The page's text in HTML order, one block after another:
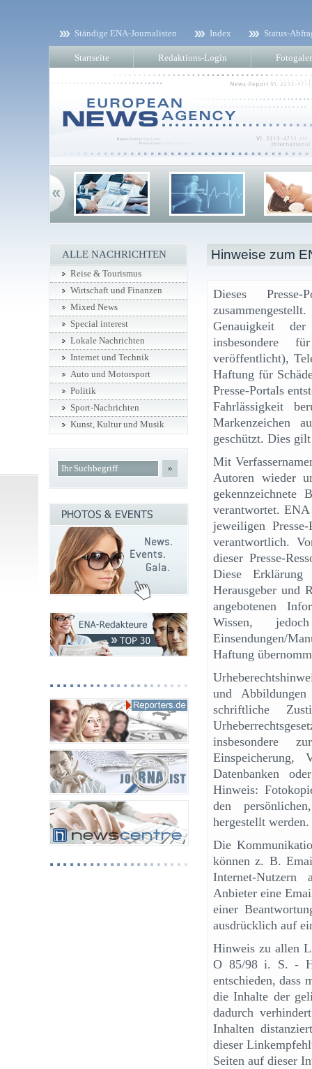
Ständige ENA-Journalisten Index Status-
Startseite Redaktions-Login
Hinweise zum
Dieses
Genauigkeit
insbesondere
veröffentlicht),
Haftung für
Presse-Portals
Fahrlässigkeit
Markenzeichen
geschützt. Dies
Mit
Autoren wieder
verantwortet.
jeweiligen
verantwortlich.
dieser Presse-
Diese
Herausgeber und
angebotenen
Wissen,
Einsendungen/
Haftung
und
schriftliche
insbesondere
Einspeicherung,
Datenbanken
Hinweis:
den
hergestellt werden.
Die
können z. B.
Internet-Nutzern
Anbieter eine
einer
ausdrücklich auf
Hinweis zu allen
O 85/98 i. S. -
entschieden, dass
die Inhalte der
dadurch
Inhalten
dieser
Seiten auf dieser
ALLE NACHRICHTEN
Reise & Tourismus
Wirtschaft und Finanzen
Mixed News
Special interest
Lokale Nachrichten
Internet und Technik
Auto und Motorsport
Politik
Sport-Nachrichten
Kunst, Kultur und Musik
»